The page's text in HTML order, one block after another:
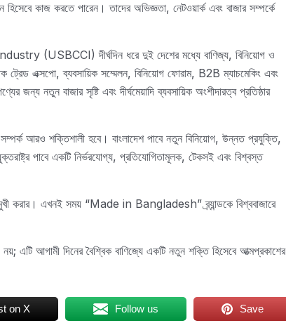
কাজ করতে পারেন। তাদের অভিজ্ঞতা, নেটওয়ার্ক এবং বাজার সম্পর্কে
দীর্ঘদিন ধরে দুই দেশের মধ্যে বাণিজ্য, বিনিয়োগ ও
এক্সপো, ব্যবসায়িক সম্মেলন, বিনিয়োগ ফোরাম, B2B ম্যাচমেকিং এবং
জন্য নতুন বাজার সৃষ্টি এবং দীর্ঘমেয়াদি ব্যবসায়িক অংশীদারত্ব প্রতিষ্ঠার
আরও শক্তিশালী হবে। বাংলাদেশ পাবে নতুন বিনিয়োগ, উন্নত প্রযুক্তি,
পাবে একটি নির্ভরযোগ্য, প্রতিযোগিতামূলক, টেকসই এবং বিশ্বস্ত
করার। এখনই সময় “Made in Bangladesh” ব্র্যান্ডকে বিশ্ববাজারে
এটি আগামী দিনের বৈশ্বিক বাণিজ্যে একটি নতুন শক্তি হিসেবে আত্মপ্রকাশের
on X Follow us Save